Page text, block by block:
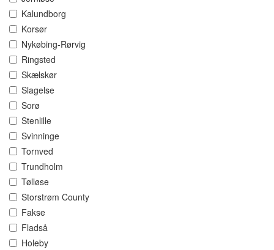
Kalundborg
Korsør
Nykøbing-Rørvig
Ringsted
Skælskør
Slagelse
Sorø
Stenlille
Svinninge
Tornved
Trundholm
Tølløse
Storstrøm County
Fakse
Fladså
Holeby